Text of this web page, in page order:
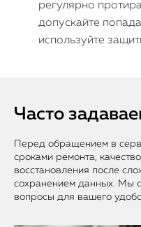
регулярно
допускайте
используйте
Часто
Перед обращением в
сроками ремонта,
восстановления после
сохранением данных. Мы
вопросы для вашего